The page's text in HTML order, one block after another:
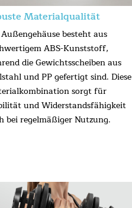
Materialqualität
besteht aus
ABS-Kunststoff,
die Gewichtsscheiben aus
und PP gefertigt sind. Diese
sorgt für
und Widerstandsfähigkeit
bei regelmäßiger Nutzung.